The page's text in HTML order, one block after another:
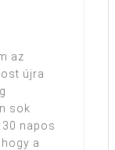
az
újra
sok
napos
a